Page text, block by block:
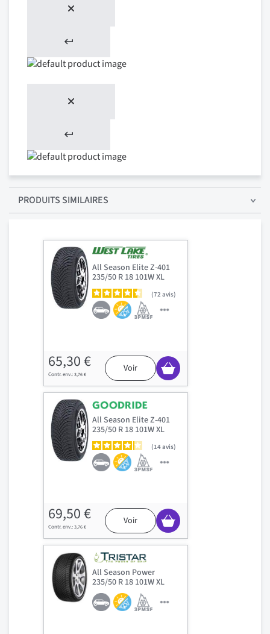
PRODUITS SIMILAIRES
All Season Elite Z-401
235/50 R 18 101W XL
72avis
65,30 €
3,76 €
Voir
All Season Elite Z-401
235/50 R 18 101W XL
14avis
69,50 €
3,76 €
Voir
All Season Power
235/50 R 18 101W XL